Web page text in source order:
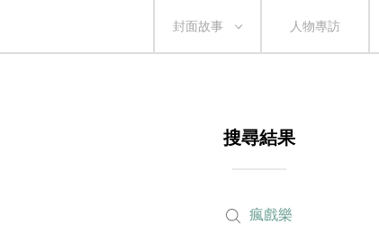
封面故事 人物專訪
搜尋結果
瘋戲樂